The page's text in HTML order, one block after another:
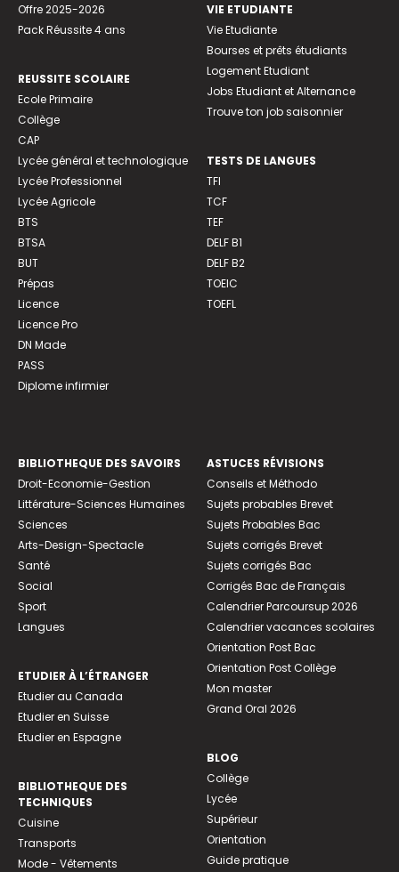
Offre 2025-2026
Pack Réussite 4 ans
REUSSITE SCOLAIRE
Ecole Primaire
Collège
CAP
Lycée général et technologique
Lycée Professionnel
Lycée Agricole
BTS
BTSA
BUT
Prépas
Licence
Licence Pro
DN Made
PASS
Diplome infirmier
VIE ETUDIANTE
Vie Etudiante
Bourses et prêts étudiants
Logement Etudiant
Jobs Etudiant et Alternance
Trouve ton job saisonnier
TESTS DE LANGUES
TFI
TCF
TEF
DELF B1
DELF B2
TOEIC
TOEFL
BIBLIOTHEQUE DES SAVOIRS
Droit-Economie-Gestion
Littérature-Sciences Humaines
Sciences
Arts-Design-Spectacle
Santé
Social
Sport
Langues
ETUDIER À L’ÉTRANGER
Etudier au Canada
Etudier en Suisse
Etudier en Espagne
BIBLIOTHEQUE DES
TECHNIQUES
Cuisine
Transports
Mode - Vêtements
ASTUCES RÉVISIONS
Conseils et Méthodo
Sujets probables Brevet
Sujets Probables Bac
Sujets corrigés Brevet
Sujets corrigés Bac
Corrigés Bac de Français
Calendrier Parcoursup 2026
Calendrier vacances scolaires
Orientation Post Bac
Orientation Post Collège
Mon master
Grand Oral 2026
BLOG
Collège
Lycée
Supérieur
Orientation
Guide pratique